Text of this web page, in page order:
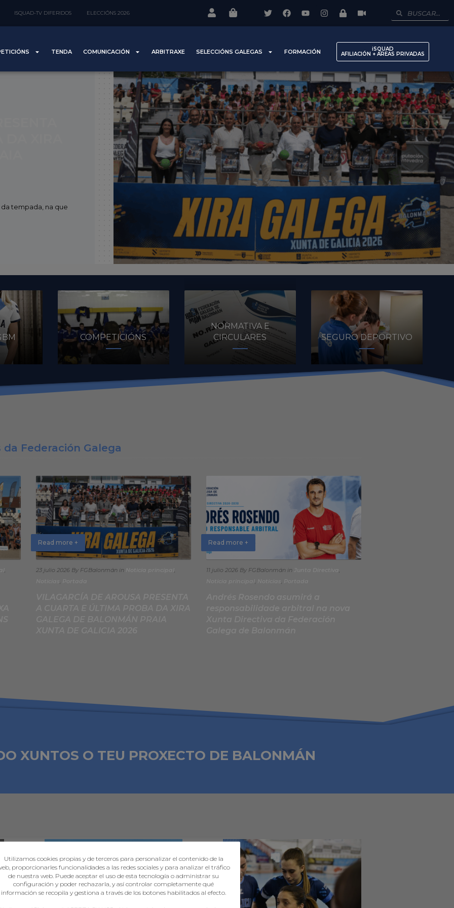
ISQUAD-TV DIFERIDOS ELECCIÓNS 2026
TENDA COMUNICACIÓN ARBITRAXE SELECCIÓNS GALEGAS FORMACIÓN iSQUAD
AFILIACIÓN + AREAS PRIVADAS
tempada, na que
COMPETICIÓNS
NORMATIVA E
CIRCULARES
SEGURO DEPORTIVO
Federación Galega
,
Read more +
23 julio 2026 By FGBalonmán in
,
,
Read more +
11 julio 2026 By FGBalonmán in
,
, ,
XUNTOS O TEU PROXECTO DE BALONMÁN
Utilizamos cookies propias y de terceros para personalizar el contenido de la
proporcionarles funcionalidades a las redes sociales y para analizar el tráfico
de nuestra web. Puede aceptar el uso de esta tecnología o administrar su
configuración y poder rechazarla, y así controlar completamente qué
información se recopila y gestiona a través de los botones habilitados al efecto.